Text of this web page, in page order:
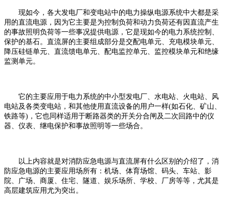
现如今，各大发电厂和变电站中的电力操纵电源系统中大都是采
用的直流电源，因为它主要是为控制负荷和动力负荷还有因直流产生
的事故照明负荷等一些事况提供电源，它是现如今的电力系统控制、
保护的基石。直流屏的主要组成部分是交配电单元、充电模块单元、
降压硅链单元、直流馈电单元、配电监控单元、监控模块单元和绝缘
监测单元。
它的主要应用于电力系统的中小型发电厂、水电站、火电站、风
电站及各类变电站，和其他使用直流设备的用户一样(如石化、矿山、
铁路等)，它也同样适用于断路器类的开关分合闸及二次回路中的仪
器、仪表、继电保护和事故照明等一些场合。
以上内容就是对消防应急电源与直流屏有什么区别的介绍了，消
防应急电源的主要应用场所有：机场、体育场馆、码头、车站、影
院、广场、商厦、住宅、隧道、娱乐场所、学校、厂房等等，尤其是
高层建筑应用尤为突出。